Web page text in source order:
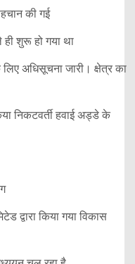
की गई
शुरू हो गया था
अधिसूचना जारी। क्षेत्र का
निकटवर्ती हवाई अड्डे के
द्वारा किया गया विकास